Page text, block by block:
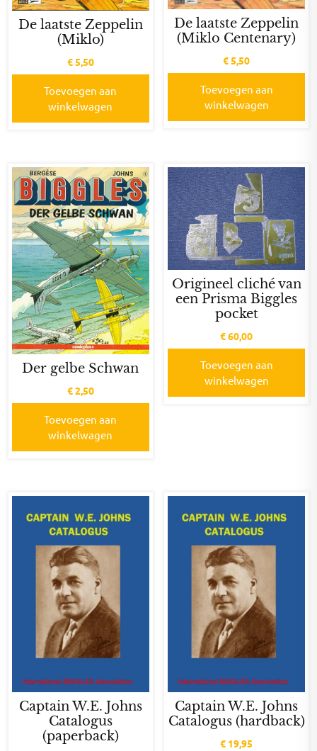
De laatste Zeppelin
(Miklo)
€5,50
Toevoegen aan
winkelwagen
De laatste Zeppelin
(Miklo Centenary)
€5,50
Toevoegen aan
winkelwagen
Der gelbe Schwan
€2,50
Toevoegen aan
winkelwagen
Origineel cliché van
een Prisma Biggles
pocket
€60,00
Toevoegen aan
winkelwagen
Captain W.E. Johns
Catalogus
(paperback)
Captain W.E. Johns
Catalogus (hardback)
€ 19,95